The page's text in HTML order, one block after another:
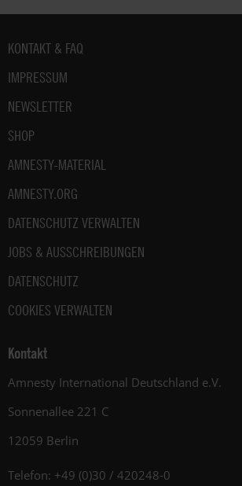
Fußbereich
KONTAKT & FAQ
IMPRESSUM
NEWSLETTER
SHOP
AMNESTY-MATERIAL
AMNESTY.ORG
DATENSCHUTZ VERWALTEN
JOBS & AUSSCHREIBUNGEN
DATENSCHUTZ
COOKIES VERWALTEN
Kontakt
Amnesty International Deutschland e.V.
Sonnenallee 221 C
12059 Berlin
Telefon: +49 (0)30 / 420248-0